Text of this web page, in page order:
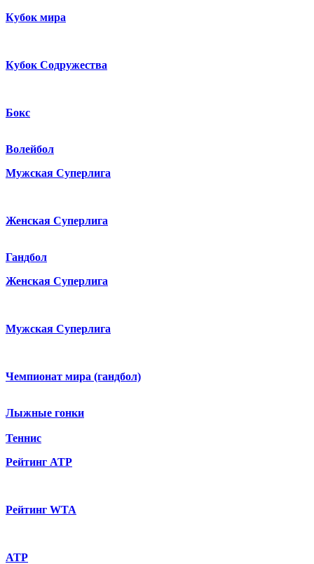
Кубок мира
Кубок Содружества
Бокс
Волейбол
Мужская Суперлига
Женская Суперлига
Гандбол
Женская Суперлига
Мужская Суперлига
Чемпионат мира (гандбол)
Лыжные гонки
Теннис
Рейтинг ATP
Рейтинг WTA
ATP